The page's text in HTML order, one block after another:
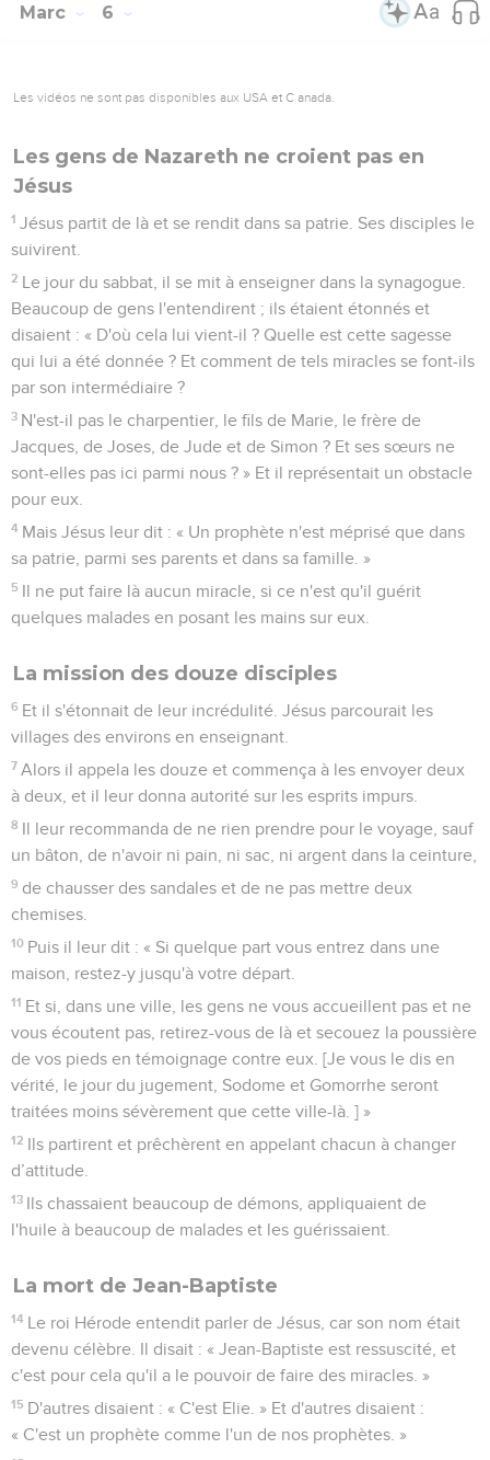
Marc 6
Les vidéos ne sont pas disponibles aux USA et C anada.
Les gens de Nazareth ne croient pas en
Jésus
1 Jésus partit de là et se rendit dans sa patrie. Ses disciples le
suivirent.
2 Le jour du sabbat, il se mit à enseigner dans la synagogue.
Beaucoup de gens l'entendirent ; ils étaient étonnés et
disaient : « D'où cela lui vient-il ? Quelle est cette sagesse
qui lui a été donnée ? Et comment de tels miracles se font-ils
par son intermédiaire ?
3 N'est-il pas le charpentier, le fils de Marie, le frère de
Jacques, de Joses, de Jude et de Simon ? Et ses sœurs ne
sont-elles pas ici parmi nous ? » Et il représentait un obstacle
pour eux.
4 Mais Jésus leur dit : « Un prophète n'est méprisé que dans
sa patrie, parmi ses parents et dans sa famille. »
5 Il ne put faire là aucun miracle, si ce n'est qu'il guérit
quelques malades en posant les mains sur eux.
La mission des douze disciples
6 Et il s'étonnait de leur incrédulité. Jésus parcourait les
villages des environs en enseignant.
7 Alors il appela les douze et commença à les envoyer deux
à deux, et il leur donna autorité sur les esprits impurs.
8 Il leur recommanda de ne rien prendre pour le voyage, sauf
un bâton, de n'avoir ni pain, ni sac, ni argent dans la ceinture,
9 de chausser des sandales et de ne pas mettre deux
chemises.
10 Puis il leur dit : « Si quelque part vous entrez dans une
maison, restez-y jusqu'à votre départ.
11 Et si, dans une ville, les gens ne vous accueillent pas et ne
vous écoutent pas, retirez-vous de là et secouez la poussière
de vos pieds en témoignage contre eux. [Je vous le dis en
vérité, le jour du jugement, Sodome et Gomorrhe seront
traitées moins sévèrement que cette ville-là. ] »
12 Ils partirent et prêchèrent en appelant chacun à changer
d’attitude.
13 Ils chassaient beaucoup de démons, appliquaient de
l'huile à beaucoup de malades et les guérissaient.
La mort de Jean-Baptiste
14 Le roi Hérode entendit parler de Jésus, car son nom était
devenu célèbre. Il disait : « Jean-Baptiste est ressuscité, et
c'est pour cela qu'il a le pouvoir de faire des miracles. »
15 D'autres disaient : « C'est Elie. » Et d'autres disaient :
« C'est un prophète comme l'un de nos prophètes. »